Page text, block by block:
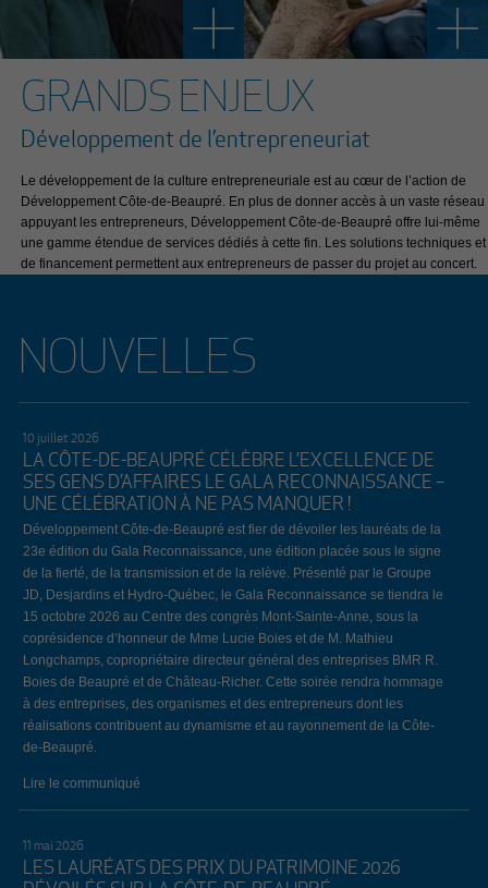
GRANDS ENJEUX
Développement de l’entrepreneuriat
Le développement de la culture entrepreneuriale est au cœur de l’action de
Développement Côte-de-Beaupré. En plus de donner accès à un vaste réseau
appuyant les entrepreneurs, Développement Côte-de-Beaupré offre lui-même
une gamme étendue de services dédiés à cette fin. Les solutions techniques et
de financement permettent aux entrepreneurs de passer du projet au concert.
NOUVELLES
10 juillet 2026
LA CÔTE-DE-BEAUPRÉ CÉLÈBRE L’EXCELLENCE DE
SES GENS D’AFFAIRES LE GALA RECONNAISSANCE –
UNE CÉLÉBRATION À NE PAS MANQUER !
Développement Côte-de-Beaupré est fier de dévoiler les lauréats de la
23e édition du Gala Reconnaissance, une édition placée sous le signe
de la fierté, de la transmission et de la relève. Présenté par le Groupe
JD, Desjardins et Hydro-Québec, le Gala Reconnaissance se tiendra le
15 octobre 2026 au Centre des congrès Mont-Sainte-Anne, sous la
coprésidence d’honneur de Mme Lucie Boies et de M. Mathieu
Longchamps, copropriétaire directeur général des entreprises BMR R.
Boies de Beaupré et de Château-Richer. Cette soirée rendra hommage
à des entreprises, des organismes et des entrepreneurs dont les
réalisations contribuent au dynamisme et au rayonnement de la Côte-
de-Beaupré.
Lire le communiqué
11 mai 2026
LES LAURÉATS DES PRIX DU PATRIMOINE 2026